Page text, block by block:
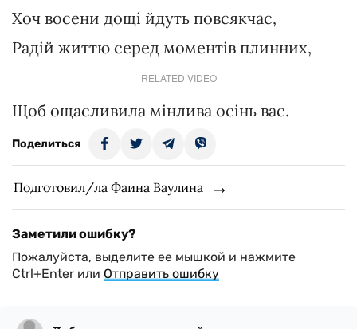
Хоч восени дощі йдуть повсякчас,
Радій життю серед моментів плинних,
RELATED VIDEO
Щоб ощасливила мінлива осінь вас.
Поделиться
Подготовил/ла Фаина Ваулина
Заметили ошибку?
Пожалуйста, выделите ее мышкой и нажмите
Ctrl+Enter или Отправить ошибку